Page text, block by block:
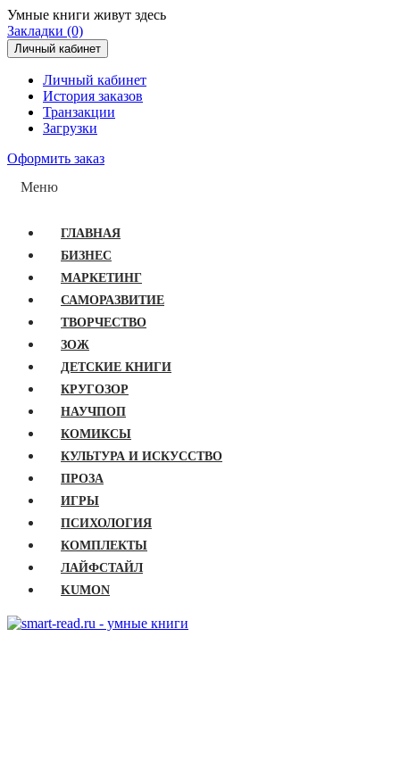
Умные книги живут здесь
Закладки (0)
Личный кабинет
Личный кабинет
История заказов
Транзакции
Загрузки
Оформить заказ
Меню
ГЛАВНАЯ
БИЗНЕС
МАРКЕТИНГ
САМОРАЗВИТИЕ
ТВОРЧЕСТВО
ЗОЖ
ДЕТСКИЕ КНИГИ
КРУГОЗОР
НАУЧПОП
КОМИКСЫ
КУЛЬТУРА И ИСКУССТВО
ПРОЗА
ИГРЫ
ПСИХОЛОГИЯ
КОМПЛЕКТЫ
ЛАЙФСТАЙЛ
KUMON